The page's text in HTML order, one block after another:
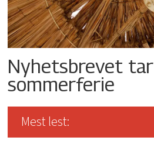
Nyhetsbrevet tar
sommerferie
Mest lest: